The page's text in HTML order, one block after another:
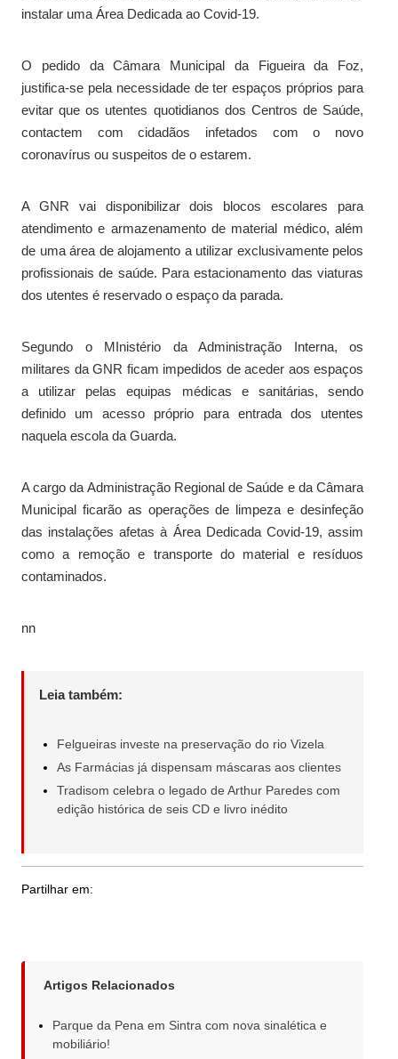
instalar uma Área Dedicada ao Covid-19.
O pedido da Câmara Municipal da Figueira da Foz,
justifica-se pela necessidade de ter espaços próprios para
evitar que os utentes quotidianos dos Centros de Saúde,
contactem com cidadãos infetados com o novo
coronavírus ou suspeitos de o estarem.
A GNR vai disponibilizar dois blocos escolares para
atendimento e armazenamento de material médico, além
de uma área de alojamento a utilizar exclusivamente pelos
profissionais de saúde. Para estacionamento das viaturas
dos utentes é reservado o espaço da parada.
Segundo o MInistério da Administração Interna, os
militares da GNR ficam impedidos de aceder aos espaços
a utilizar pelas equipas médicas e sanitárias, sendo
definido um acesso próprio para entrada dos utentes
naquela escola da Guarda.
A cargo da Administração Regional de Saúde e da Câmara
Municipal ficarão as operações de limpeza e desinfeção
das instalações afetas à Área Dedicada Covid-19, assim
como a remoção e transporte do material e resíduos
contaminados.
nn
Leia também:
Felgueiras investe na preservação do rio Vizela
As Farmácias já dispensam máscaras aos clientes
Tradisom celebra o legado de Arthur Paredes com
edição histórica de seis CD e livro inédito
Partilhar em:
Artigos Relacionados
Parque da Pena em Sintra com nova sinalética e
mobiliário!